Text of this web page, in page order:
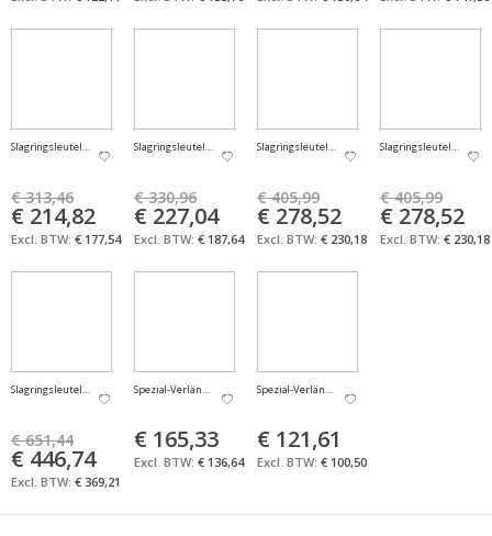
Slagringsleutel Safety 60mm FACOM
€ 313,46
Aanbiedingsprijs
€ 214,82
€ 177,54
Slagringsleutel Safety 65mm FACOM
€ 330,96
Aanbiedingsprijs
€ 227,04
€ 187,64
Slagringsleutel Safety 70mm FACOM
€ 405,99
Aanbiedingsprijs
€ 278,52
€ 230,18
Slagringsleutel Safety
€ 405,99
Aanbiedingsprijs
€ 278,52
€ 230,18
Slagringsleutel Safety 80mm FACOM
€ 651,44
Aanbiedingsprijs
€ 446,74
€ 369,21
Spezial-Verlängerung 1/2" Facom
€ 165,33
€ 136,64
Spezial-Verlängerung 1/4" Facom
€ 121,61
€ 100,50